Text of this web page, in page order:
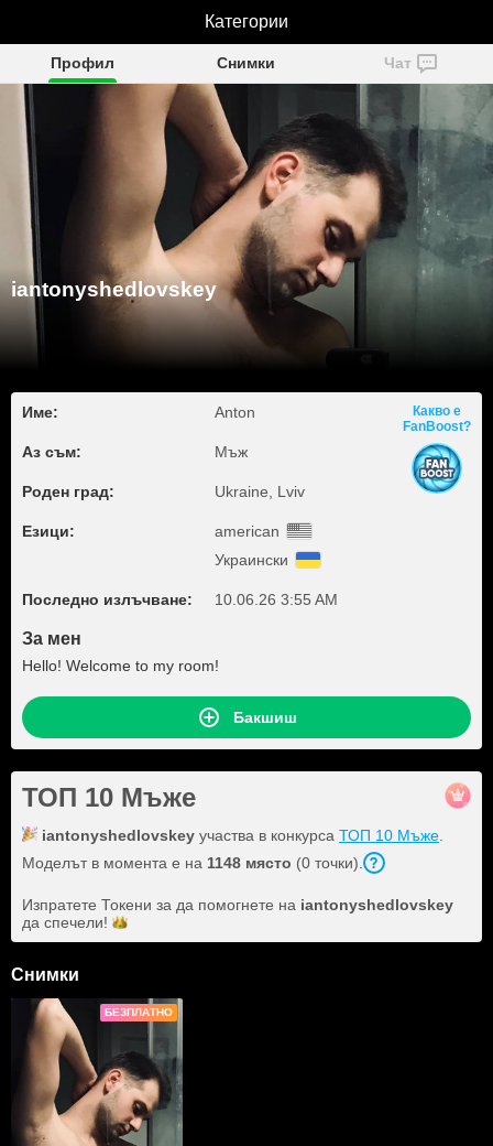
iantonyshedlovskey
Профил Снимки Чат
iantonyshedlovskey
Име: Anton
Аз съм: Мъж
Роден град: Ukraine, Lviv
Езици:
american
Украински
Последно излъчване: 10.06.26 3:55 AM
Какво е
FanBoost?
За мен
Hello! Welcome to my room!
Бакшиш
ТОП 10 Мъже
iantonyshedlovskey участва в конкурса ТОП 10 Мъже
Моделът в момента е на 1148 място (0 точки).
Изпратете Токени за да помогнете на iantonyshedlovskey
да спечели!
Снимки
БЕЗПЛАТНО
Категории